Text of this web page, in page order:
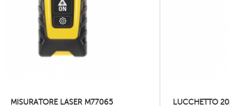
MISURATORE LASER M77065
LUCCHETTO